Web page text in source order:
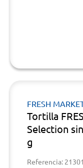
FRESH
Tortilla
Selection
g
Referencia: